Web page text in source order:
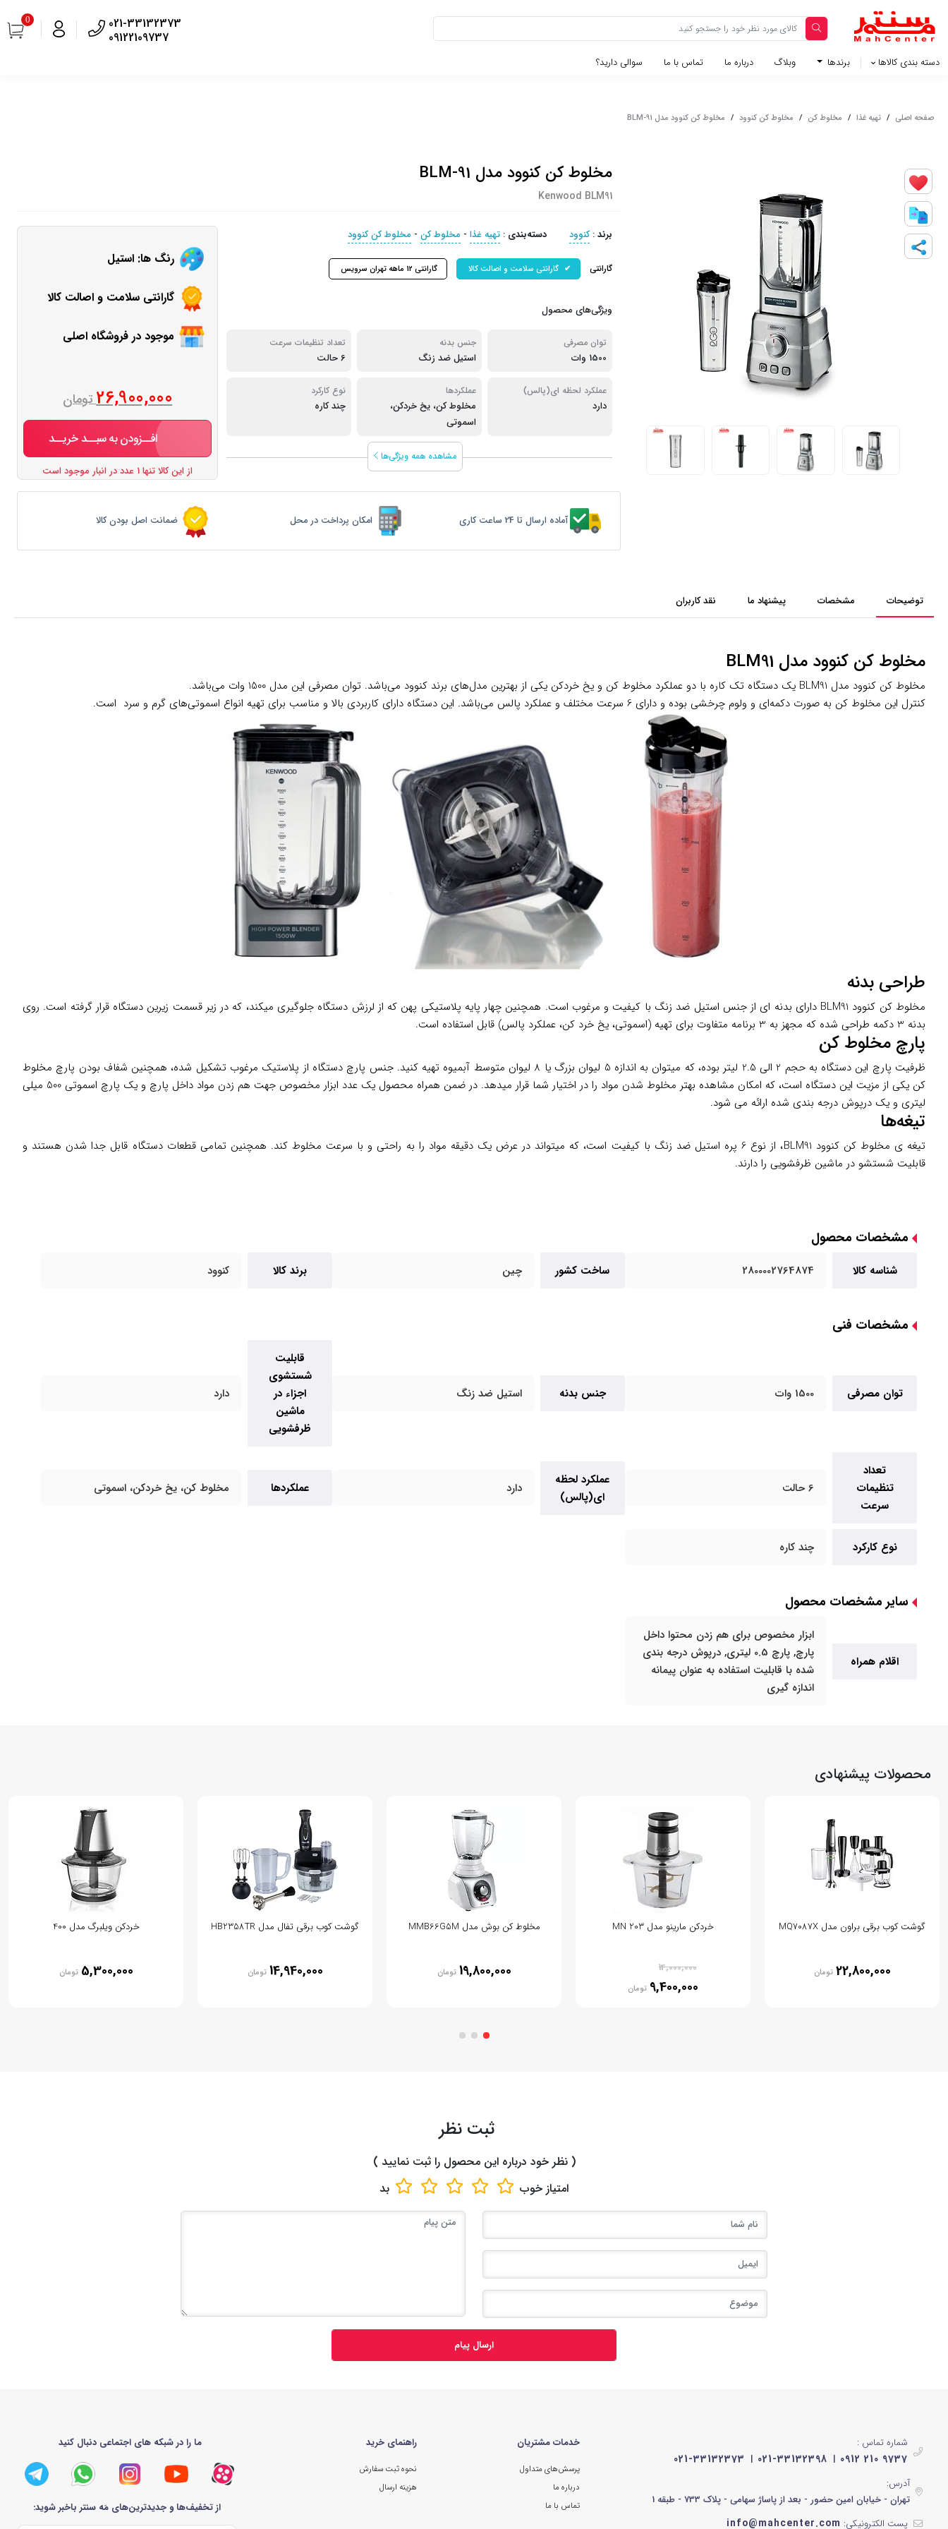
021-33132373
09122109737
0
دسته بندی کالاها برندها وبلاگ‌ درباره ما تماس با ما سوالی دارید؟
صفحه اصلی / تهیه غذا / مخلوط کن / مخلوط کن کنوود / مخلوط کن کنوود مدل BLM-91
مخلوط کن کنوود مدل BLM-91
Kenwood BLM91
برند:کنوود دسته‌بندی : تهیه غذا - مخلوط کن - مخلوط کن کنوود
گارانتی گارانتی سلامت و اصالت کالا گارانتی 12 ماهه تهران سرویس
ویژگی‌های محصول
توان مصرفی
1500 وات
جنس بدنه
استیل ضد زنگ
تعداد تنظیمات سرعت
6 حالت
عملکرد لحظه ای(پالس)
دارد
عملکردها
مخلوط کن، یخ خردکن،
اسموتی
نوع کارکرد
چند کاره
مشاهده همه ویژگی‌ها
رنگ ها: استیل
گارانتی سلامت و اصالت کالا
موجود در فروشگاه اصلی
26,900,000تومان
افــزودن به سبــد خریــد
از این کالا تنها 1 عدد در انبار موجود است
آماده ارسال تا 24 ساعت کاری امکان پرداخت در محل ضمانت اصل بودن کالا
توضیحات مشخصات پیشنهاد ما نقد کاربران
مخلوط کن کنوود مدل BLM91
مخلوط کن کنوود مدل BLM91 یک دستگاه تک کاره با دو عملکرد مخلوط کن و یخ خردکن یکی از بهترین مدل‌های برند کنوود می‌باشد. توان مصرفی این مدل 1500 وات می‌باشد.
کنترل این مخلوط کن به صورت دکمه‌ای و ولوم چرخشی بوده و دارای 6 سرعت مختلف و عملکرد پالس می‌باشد. این دستگاه دارای کاربردی بالا و مناسب برای تهیه انواع اسموتی‌های گرم و سرد است.
طراحی بدنه
مخلوط کن کنوود BLM91 دارای بدنه ای از جنس استیل ضد زنگ با کیفیت و مرغوب است. همچنین چهار پایه پلاستیکی پهن که از لرزش دستگاه جلوگیری میکند، که در زیر قسمت زیرین دستگاه قرار گرفته است. روی
بدنه 3 دکمه طراحی شده که مجهز به 3 برنامه متفاوت برای تهیه (اسموتی، یخ خرد کن، عملکرد پالس) قابل استفاده است.
پارچ مخلوط کن
ظرفیت پارچ این دستگاه به حجم 2 الی 2.5 لیتر بوده، که میتوان به اندازه 5 لیوان بزرگ یا 8 لیوان متوسط آبمیوه تهیه کنید. جنس پارچ دستگاه از پلاستیک مرغوب تشکیل شده، همچنین شفاف بودن پارچ مخلوط
کن یکی از مزیت این دستگاه است، که امکان مشاهده بهتر مخلوط شدن مواد را در اختیار شما قرار میدهد. در ضمن همراه محصول یک عدد ابزار مخصوص جهت هم زدن مواد داخل پارچ و یک پارچ اسموتی 500 میلی
لیتری و یک درپوش درجه بندی شده ارائه می شود.
تیغه‌ها
تیغه ی مخلوط کن کنوود BLM91، از نوع 6 پره استیل ضد زنگ با کیفیت است، که میتواند در عرض یک دقیقه مواد را به راحتی و با سرعت مخلوط کند. همچنین تمامی قطعات دستگاه قابل جدا شدن هستند و
قابلیت شستشو در ماشین ظرفشویی را دارند.
مشخصات محصول
شناسه کالا 2800002764874 ساخت کشور چین برند کالا کنوود
مشخصات فنی
توان مصرفی 1500 وات جنس بدنه استیل ضد زنگ
قابلیت
شستشوی
اجزاء در
ماشین
ظرفشویی
دارد
تعداد
تنظیمات
سرعت
6 حالت
عملکرد لحظه
ای(پالس)
دارد عملکردها مخلوط کن، یخ خردکن، اسموتی
نوع کارکرد چند کاره
سایر مشخصات محصول
اقلام همراه
ابزار مخصوص برای هم زدن محتوا داخل
پارچ, پارچ 0.5 لیتری, درپوش درجه بندی
شده با قابلیت استفاده به عنوان پیمانه
اندازه گیری
محصولات پیشنهادی
گوشت کوب برقی براون مدل MQ7087X
22,800,000 تومان
خردکن مارینو مدل MN 203
14,000,000
9,400,000 تومان
مخلوط کن بوش مدل MMB66G5M
19,800,000 تومان
گوشت کوب برقی تفال مدل HB2358TR
14,940,000 تومان
خردکن ویلبرگ مدل 400
5,300,000 تومان
ثبت نظر
( نظر خود درباره این محصول را ثبت نمایید )
امتیاز خوب بد
ارسال پیام
شماره تماس :
0912 210 9737
021-33132398
021-33132373
آدرس:
تهران - خیابان امین حضور - بعد از پاساژ سهامی - پلاک 733 - طبقه 1
پست الکترونیکی: info@mahcenter.com
خدمات مشتریان
پرسش‌های متداول
درباره ما
تماس با ما
راهنمای خرید
نحوه ثبت سفارش
هزینه ارسال
ما را در شبکه های اجتماعی دنبال کنید
از تخفیف‌ها و جدیدترین‌های مَه سنتر باخبر شوید: